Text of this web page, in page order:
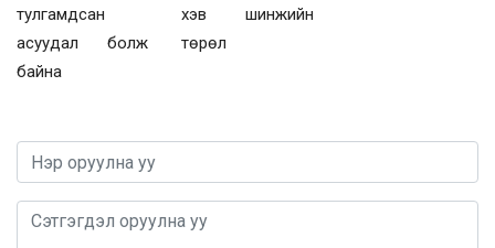
тулгамдсан
асуудал болж
байна
хэв шинжийн
төрөл